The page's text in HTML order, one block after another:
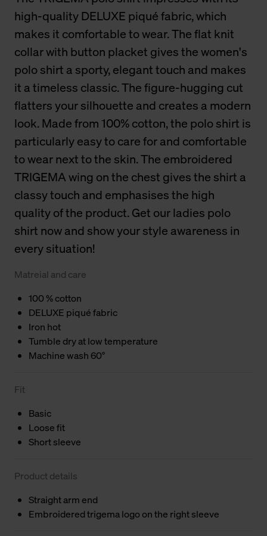
high-quality DELUXE piqué fabric, which
makes it comfortable to wear. The flat knit
collar with button placket gives the women's
polo shirt a sporty, elegant touch and makes
it a timeless classic. The figure-hugging cut
flatters your silhouette and creates a modern
look. Made from 100% cotton, the polo shirt is
particularly easy to care for and comfortable
to wear next to the skin. The embroidered
TRIGEMA wing on the chest gives the shirt a
classy touch and emphasises the high
quality of the product. Get our ladies polo
shirt now and show your style awareness in
every situation!
Matreial and care
100 % cotton
DELUXE piqué fabric
Iron hot
Tumble dry at low temperature
Machine wash 60°
Fit
Basic
Loose fit
Short sleeve
Product details
Straight arm end
Embroidered trigema logo on the right sleeve